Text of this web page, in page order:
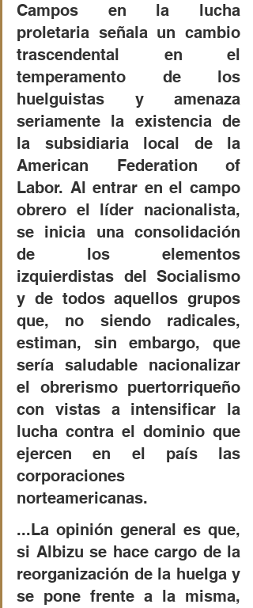
Campos en la lucha
proletaria señala un cambio
trascendental en el
temperamento de los
huelguistas y amenaza
seriamente la existencia de
la subsidiaria local de la
American Federation of
Labor. Al entrar en el campo
obrero el líder nacionalista,
se inicia una consolidación
de los elementos
izquierdistas del Socialismo
y de todos aquellos grupos
que, no siendo radicales,
estiman, sin embargo, que
sería saludable nacionalizar
el obrerismo puertorriqueño
con vistas a intensificar la
lucha contra el dominio que
ejercen en el país las
corporaciones
norteamericanas.
...La opinión general es que,
si Albizu se hace cargo de la
reorganización de la huelga y
se pone frente a la misma,